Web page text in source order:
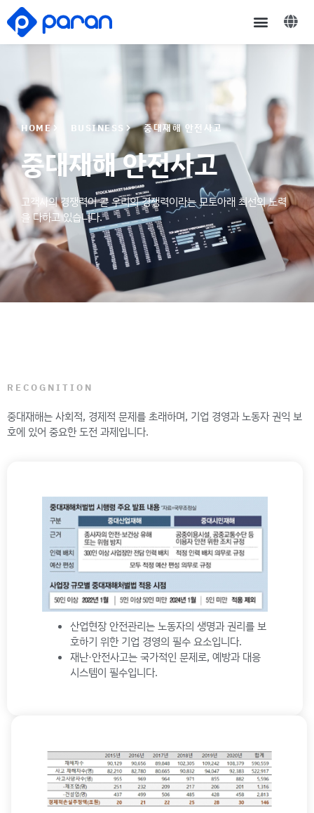
HOME BUSINESS 중대재해 안전사고
중대재해 안전사고
고객사의 경쟁력이 곧 우리의 경쟁력이라는 모토아래 최선의 노력
을 다하고 있습니다.
RECOGNITION
중대재해는 사회적, 경제적 문제를 초래하며, 기업 경영과 노동자 권익 보
호에 있어 중요한 도전 과제입니다.
산업현장 안전관리는 노동자의 생명과 권리를 보
호하기 위한 기업 경영의 필수 요소입니다.
재난·안전사고는 국가적인 문제로, 예방과 대응
시스템이 필수입니다.